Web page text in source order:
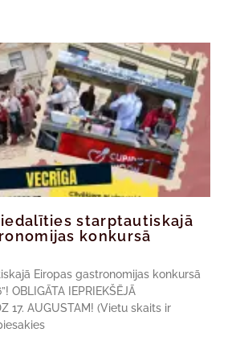
starptautiskajā
konkursā
Eiropas gastronomijas konkursā
OBLIGĀTA IEPRIEKŠĒJĀ
17. AUGUSTAM! (Vietu skaits ir